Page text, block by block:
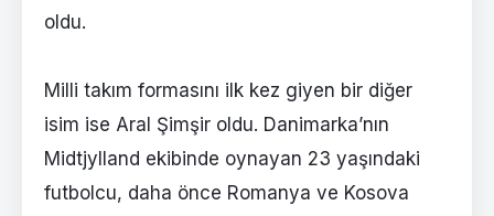
oldu.
Milli takım formasını ilk kez giyen bir diğer
isim ise Aral Şimşir oldu. Danimarka’nın
Midtjylland ekibinde oynayan 23 yaşındaki
futbolcu, daha önce Romanya ve Kosova